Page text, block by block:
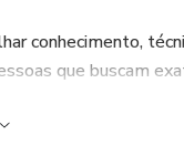
conhecimento,
que buscam